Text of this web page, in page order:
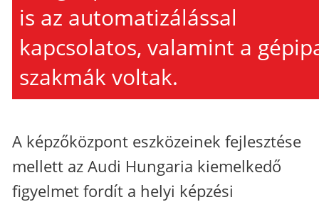
is az automatizálással
kapcsolatos, valamint a
szakmák voltak.
A képzőközpont eszközeinek fejlesztése
mellett az Audi Hungaria kiemelkedő
figyelmet fordít a helyi képzési